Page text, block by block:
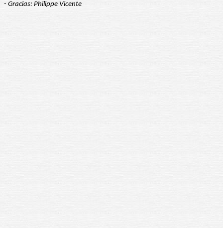
- Gracias: Philippe Vicente